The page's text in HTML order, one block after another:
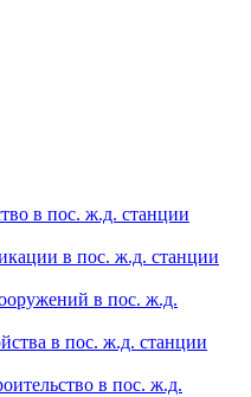
в пос. ж.д. станции
в пос. ж.д. станции
в пос. ж.д.
в пос. ж.д. станции
в пос. ж.д.